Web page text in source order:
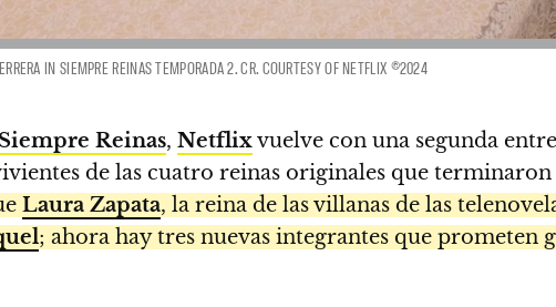
IN SIEMPRE REINAS TEMPORADA 2. CR. COURTESY OF NETFLIX ©2024
Siempre Reinas, Netflixvuelve con una segunda
de las cuatro reinas originales que
Laura Zapata, la reina de las villanas de las
; ahora hay tres nuevas integrantes que prometen